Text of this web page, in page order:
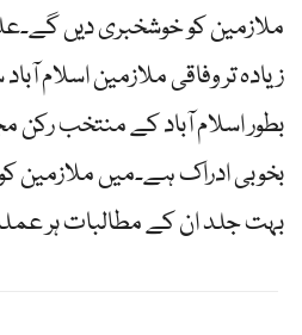
ملازمین کو خوشخبری دیں
زیادہ تر وفاقی ملازمین اسلام
بطور اسلام آباد کے منتخب
بخوبی ادراک ہے۔میں ملازمین
بہت جلد ان کے مطالبات ہر